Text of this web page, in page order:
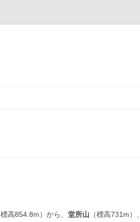
標高854.8m）から、 堂所山 （標高731m）、